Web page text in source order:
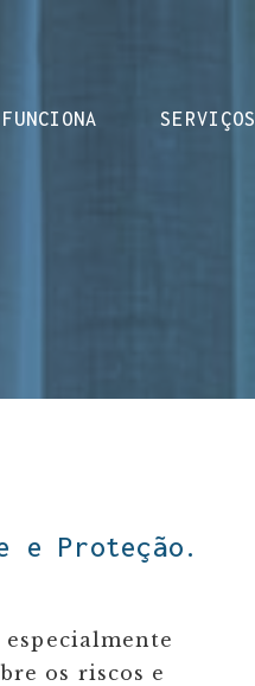
SERVIÇOS
e Proteção.
os riscos e